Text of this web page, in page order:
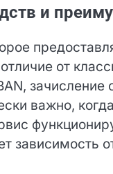
от
важно,